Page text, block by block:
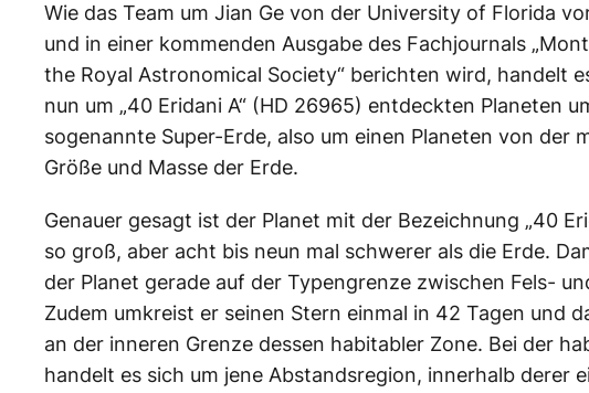
Wie das Team um Jian Ge von der University of Florida
und in einer kommenden Ausgabe des Fachjournals
the Royal Astronomical Society“ berichten wird, handelt
nun um „40 Eridani A“ (HD 26965) entdeckten Planeten
sogenannte Super-Erde, also um einen Planeten von der
Größe und Masse der Erde.
Genauer gesagt ist der Planet mit der Bezeichnung „40
so groß, aber acht bis neun mal schwerer als die Erde.
der Planet gerade auf der Typengrenze zwischen Fels-
Zudem umkreist er seinen Stern einmal in 42 Tagen und
an der inneren Grenze dessen habitabler Zone. Bei der
handelt es sich um jene Abstandsregion, innerhalb derer